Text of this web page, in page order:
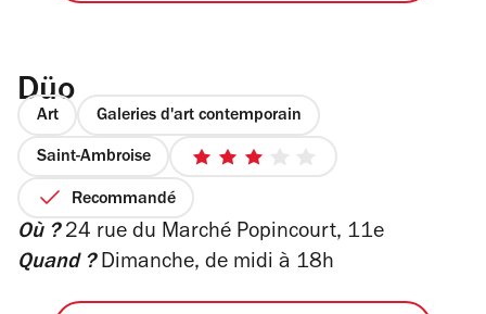
Düo
Art Galeries d'art contemporain
Saint-Ambroise
3
étoiles
Recommandé
Où ?24 rue du Marché Popincourt, 11e
Quand ?Dimanche, de midi à 18h